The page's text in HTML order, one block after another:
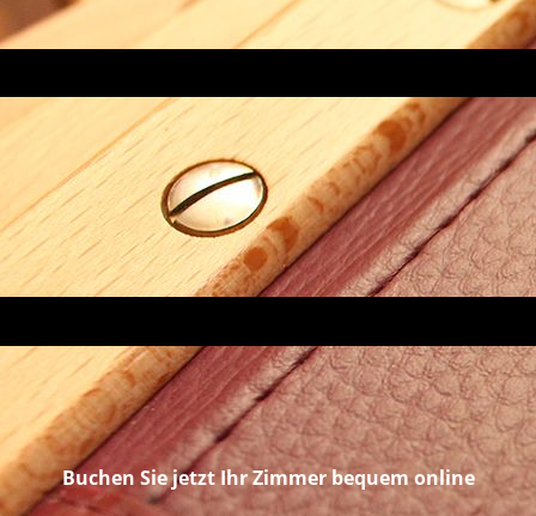
Buchen Sie jetzt Ihr Zimmer bequem online